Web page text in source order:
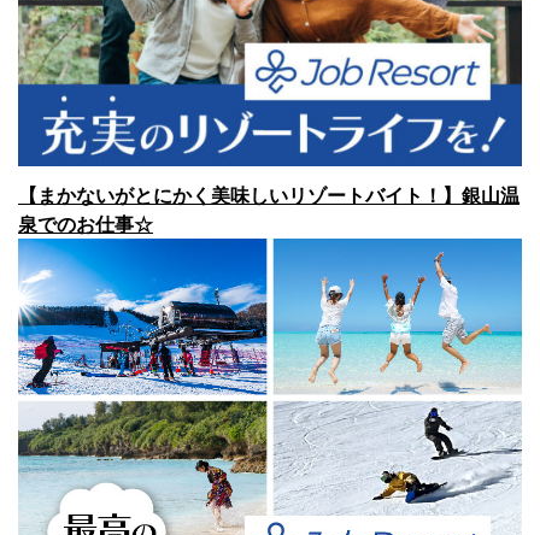
【まかないがとにかく美味しいリゾートバイト！】銀山温
泉でのお仕事☆